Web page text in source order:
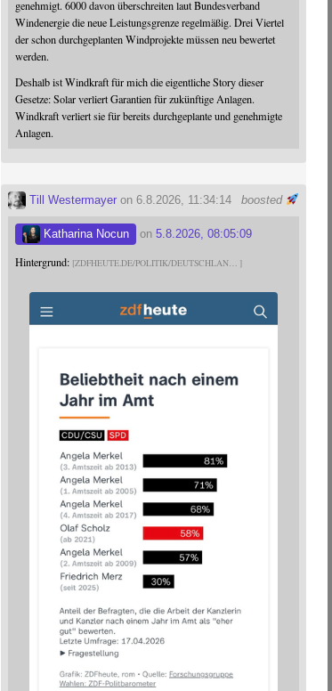
genehmigt. 6000 davon überschreiten laut Bundesverband
Windenergie die neue Leistungsgrenze regelmäßig. Drei Viertel
der schon durchgeplanten Windprojekte müssen neu bewertet
werden.
Deshalb ist Windkraft für mich die eigentliche Story dieser
Gesetze: Solar verliert Garantien für zukünftige Anlagen.
Windkraft verliert sie für bereits durchgeplante und genehmigte
Anlagen.
boosted
Till Westermayer on 6.8.2026, 11:34:14
Katharina Nocun on5.8.2026, 08:05:09
Hintergrund: ZDFHEUTE.DE/POLITIK/DEUTSCHLAN